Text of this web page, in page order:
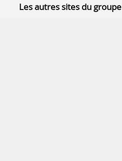
Les autres sites du groupe